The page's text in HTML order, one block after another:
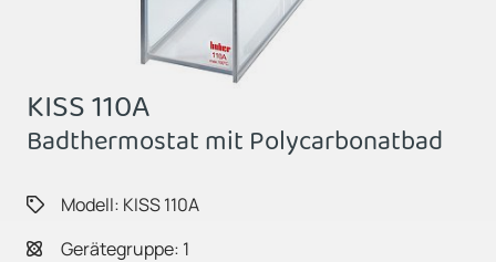
KISS 110A
Badthermostat mit Polycarbonatbad
Modell: KISS 110A
Gerätegruppe: 1